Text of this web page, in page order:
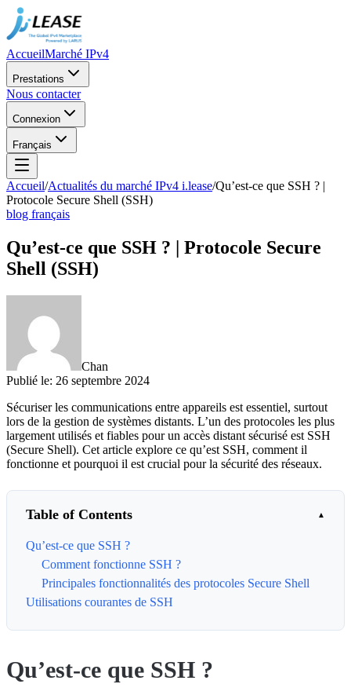
AccueilMarché IPv4
Prestations
Nous contacter
Connexion
Français
Accueil/Actualités du marché IPv4 i.lease/Qu’est-ce que SSH ? |
Protocole Secure Shell (SSH)
blog français
Qu’est-ce que SSH ? | Protocole Secure
Shell (SSH)
Chan
Publié le: 26 septembre 2024
Sécuriser les communications entre appareils est essentiel, surtout
lors de la gestion de systèmes distants. L’un des protocoles les plus
largement utilisés et fiables pour un accès distant sécurisé est SSH
(Secure Shell). Cet article explore ce qu’est SSH, comment il
fonctionne et pourquoi il est crucial pour la sécurité des réseaux.
Table of Contents
Qu’est-ce que SSH ?
Comment fonctionne SSH ?
Principales fonctionnalités des protocoles Secure Shell
Utilisations courantes de SSH
Qu’est-ce que SSH ?